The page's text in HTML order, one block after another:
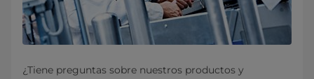
¿Tiene preguntas sobre nuestros productos y